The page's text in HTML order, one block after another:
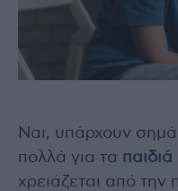
Ναι, υπάρχουν
πολλά για τα παιδιά
χρειάζεται από την